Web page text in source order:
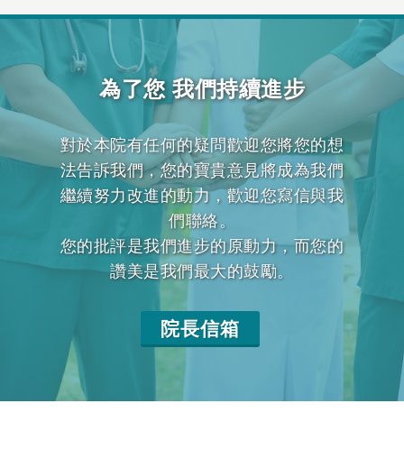
為了您 我們持續進步
對於本院有任何的疑問歡迎您將您的想
法告訴我們，您的寶貴意見將成為我們
繼續努力改進的動力，歡迎您寫信與我
們聯絡。
您的批評是我們進步的原動力，而您的
讚美是我們最大的鼓勵。
院長信箱